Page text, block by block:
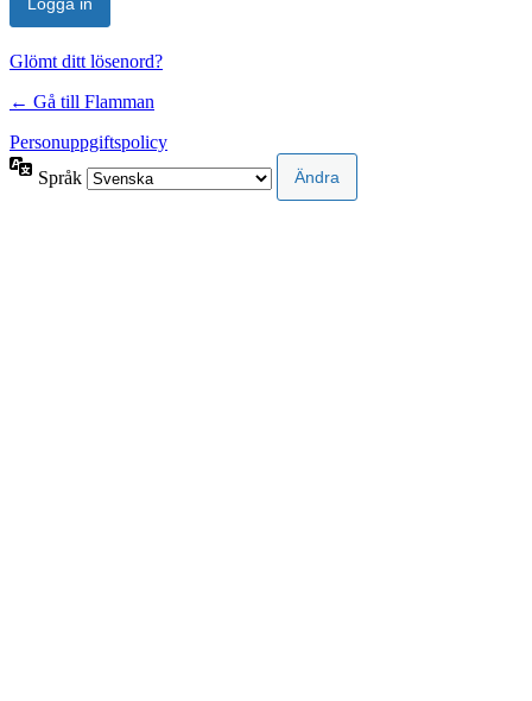
Glömt ditt lösenord?
← Gå till Flamman
Personuppgiftspolicy
Språk